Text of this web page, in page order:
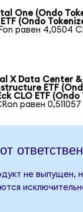
One (Ondo
(Ondo
равен 4,0504
X Data Center
ETF
CLO ETF (Ondo
равен
не выпущен,